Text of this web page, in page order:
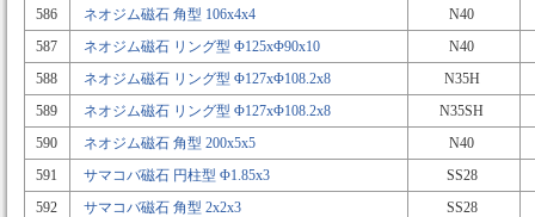
586
ネオジム磁石 角型 106x4x4
N40
587
ネオジム磁石 リング型 Φ125xΦ90x10
N40
588
ネオジム磁石 リング型 Φ127xΦ108.2x8
N35H
589
ネオジム磁石 リング型 Φ127xΦ108.2x8
N35SH
590
ネオジム磁石 角型 200x5x5
N40
591
サマコバ磁石 円柱型 Φ1.85x3
SS28
592
サマコバ磁石 角型 2x2x3
SS28